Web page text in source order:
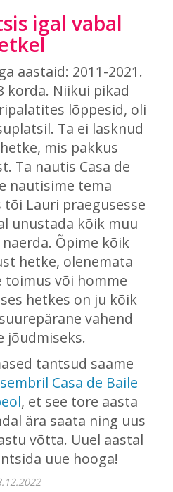
igal vabal
aastaid: 2011-2021.
korda. Niikui pikad
lõppesid, oli
Ta ei lasknud
mis pakkus
Ta nautis Casa de
nautisime tema
Lauri praegusesse
unustada kõik muu
Õpime kõik
hetke, olenemata
toimus või homme
hetkes on ju kõik
vahend
jõudmiseks.
tantsud saame
Casa de Baile
, et see tore aasta
ära saata ning uus
võtta. Uuel aastal
uue hooga!